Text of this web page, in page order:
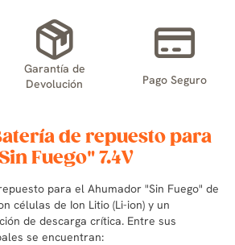
Garantía de
Devolución
Pago Seguro
de repuesto para
Fuego" 7.4V
para el Ahumador "Sin Fuego" de
células de Ion Litio (Li-ion) y un
de descarga crítica. Entre sus
se encuentran: